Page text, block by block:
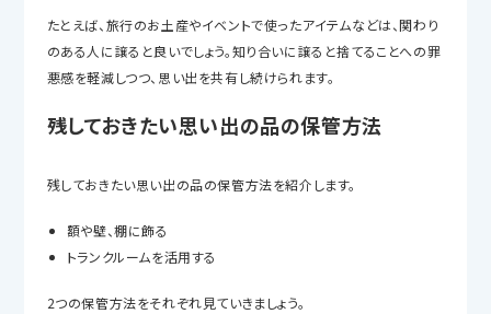
たとえば、旅行のお土産やイベントで使ったアイテムなどは、関わり
のある人に譲ると良いでしょう。知り合いに譲ると捨てることへの罪
悪感を軽減しつつ、思い出を共有し続けられます。
残しておきたい思い出の品の保管方法
残しておきたい思い出の品の保管方法を紹介します。
額や壁、棚に飾る
トランクルームを活用する
2つの保管方法をそれぞれ見ていきましょう。